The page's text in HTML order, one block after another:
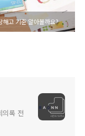
해고 기준 알아볼까요?
의록 전